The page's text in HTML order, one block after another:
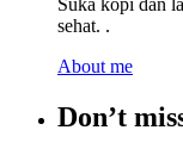
Suka kopi dan
sehat. .
About me
Don’t